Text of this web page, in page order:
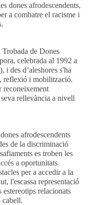
dones afrodescendents,
a combatre el racisme i
de Dones
celebrada al 1992 a
des d’aleshores s'ha
reflexió i mobilització.
reconeixement
rellevància a nivell
afrodescendents
de la discriminació
es troben les
a oportunitats
per a accedir a la
l'escassa representació
relacionats
cabell.